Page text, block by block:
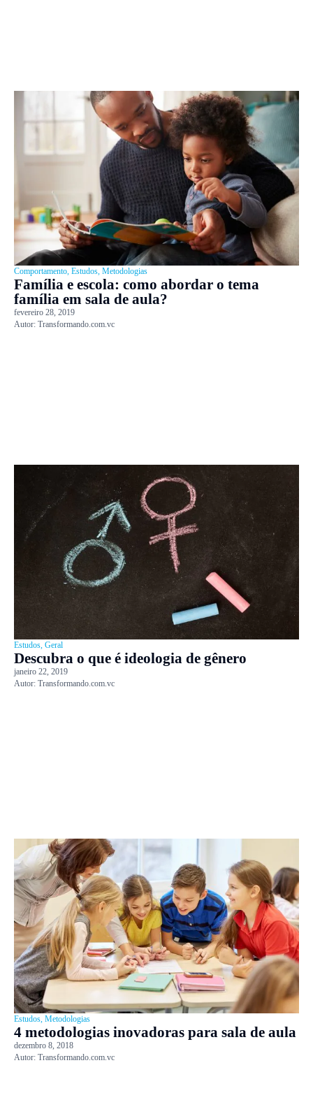
Comportamento, Estudos, Metodologias
Família e escola: como abordar o tema
família em sala de aula?
fevereiro 28, 2019
Autor: Transformando.com.vc
Estudos, Geral
Descubra o que é ideologia de gênero
janeiro 22, 2019
Autor: Transformando.com.vc
Estudos, Metodologias
4 metodologias inovadoras para sala de aula
dezembro 8, 2018
Autor: Transformando.com.vc